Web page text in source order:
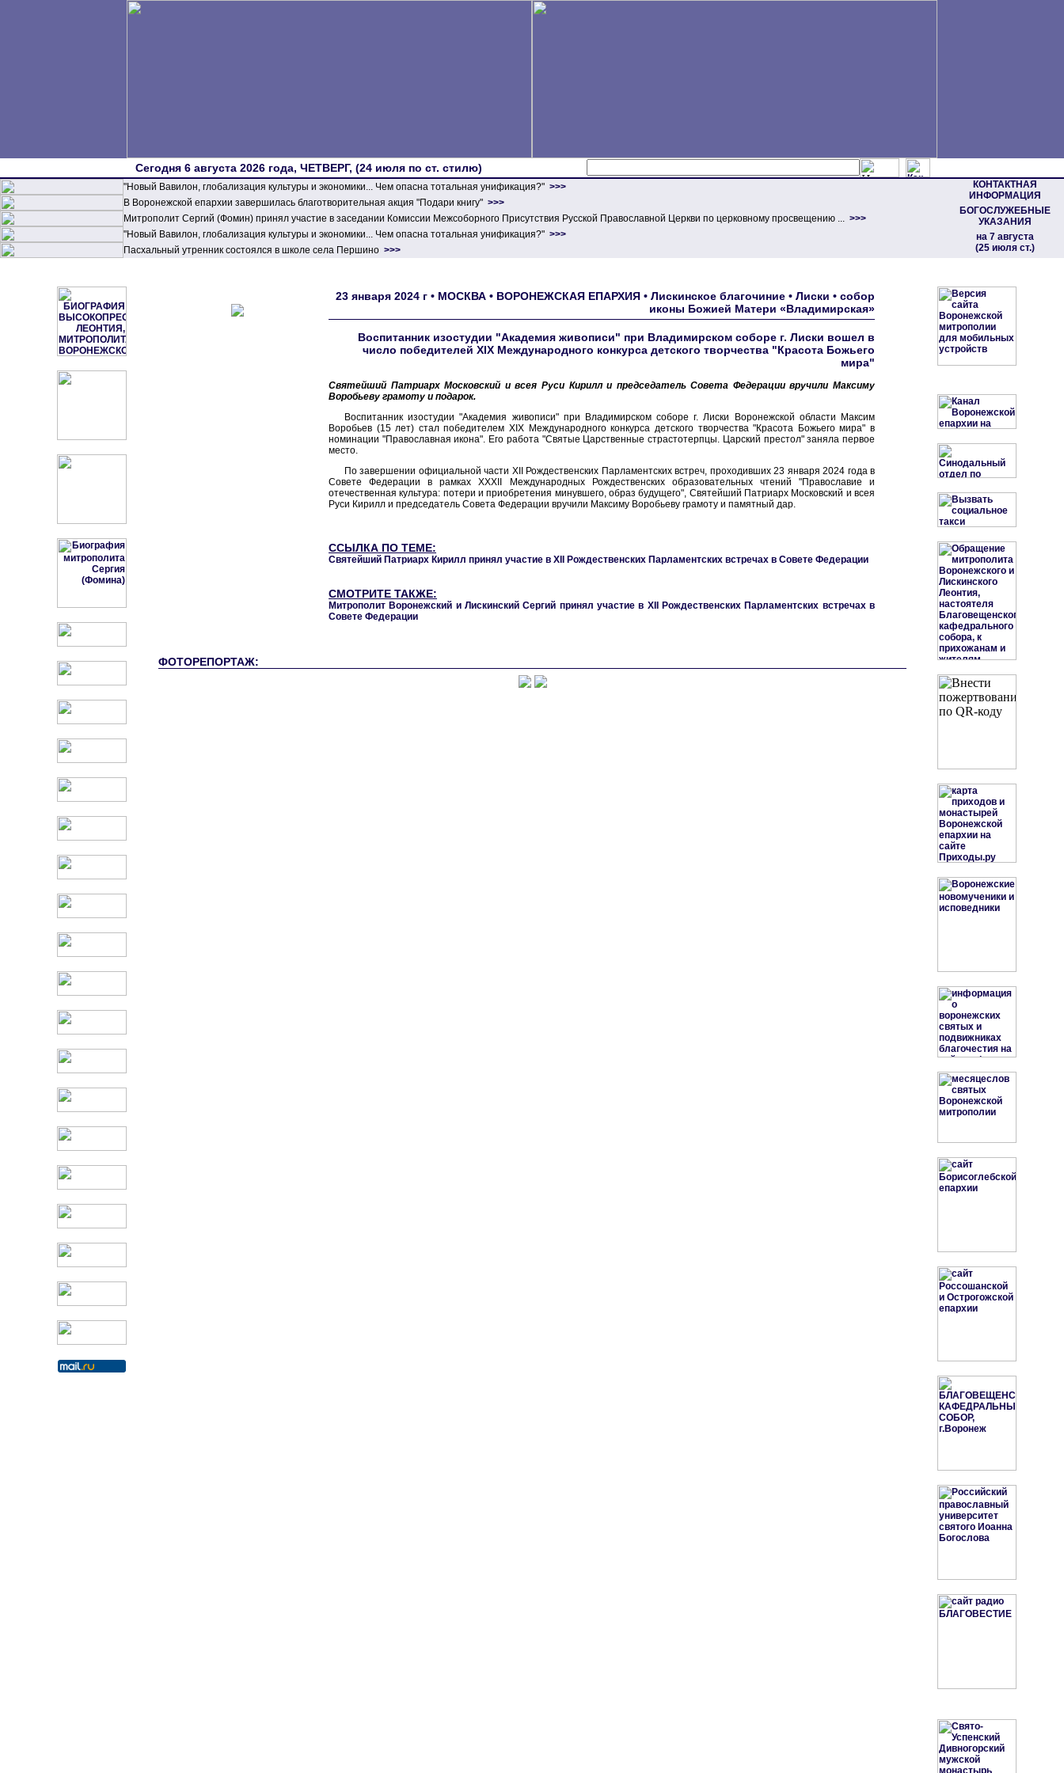
Сегодня 6 августа 2026 года, ЧЕТВЕРГ, (24 июля по ст. стилю)
"Новый Вавилон, глобализация культуры и экономики... Чем опасна тотальная унификация?" >>>
КОНТАКТНАЯ
ИНФОРМАЦИЯ
БОГОСЛУЖЕБНЫЕ
УКАЗАНИЯ
на 7 августа
(25 июля ст.)
В Воронежской епархии завершилась благотворительная акция "Подари книгу" >>>
Митрополит Сергий (Фомин) принял участие в заседании Комиссии Межсоборного Присутствия Русской Православной Церкви по церковному просвещению ... >>>
"Новый Вавилон, глобализация культуры и экономики... Чем опасна тотальная унификация?" >>>
Пасхальный утренник состоялся в школе села Першино >>>
23 января 2024 г • МОСКВА • ВОРОНЕЖСКАЯ ЕПАРХИЯ • Лискинское благочиние • Лиски • собор
иконы Божией Матери «Владимирская»
Воспитанник изостудии "Академия живописи" при Владимирском соборе г. Лиски вошел в
число победителей XIX Международного конкурса детского творчества "Красота Божьего
мира"
Святейший Патриарх Московский и всея Руси Кирилл и председатель Совета Федерации вручили Максиму
Воробьеву грамоту и подарок.
Воспитанник изостудии "Академия живописи" при Владимирском соборе г. Лиски Воронежской области Максим
Воробьев (15 лет) стал победителем XIX Международного конкурса детского творчества "Красота Божьего мира" в
номинации "Православная икона". Его работа "Святые Царственные страстотерпцы. Царский престол" заняла первое
место.
По завершении официальной части XII Рождественских Парламентских встреч, проходивших 23 января 2024 года в
Совете Федерации в рамках XXXII Международных Рождественских образовательных чтений "Православие и
отечественная культура: потери и приобретения минувшего, образ будущего", Святейший Патриарх Московский и всея
Руси Кирилл и председатель Совета Федерации вручили Максиму Воробьеву грамоту и памятный дар.
ССЫЛКА ПО ТЕМЕ:
Святейший Патриарх Кирилл принял участие в XII Рождественских Парламентских встречах в Совете Федерации
СМОТРИТЕ ТАКЖЕ:
Митрополит Воронежский и Лискинский Сергий принял участие в XII Рождественских Парламентских встречах в
Совете Федерации
ФОТОРЕПОРТАЖ: